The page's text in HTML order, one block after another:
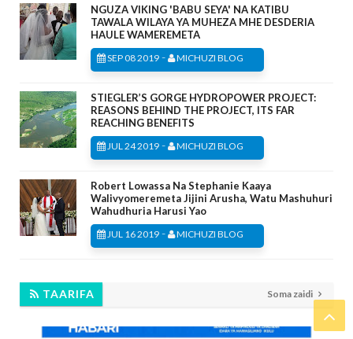
NGUZA VIKING 'BABU SEYA' NA KATIBU
TAWALA WILAYA YA MUHEZA MHE DESDERIA
HAULE WAMEREMETA
SEP 08 2019 - MICHUZI BLOG
STIEGLER’S GORGE HYDROPOWER PROJECT:
REASONS BEHIND THE PROJECT, ITS FAR
REACHING BENEFITS
JUL 24 2019 - MICHUZI BLOG
Robert Lowassa Na Stephanie Kaaya
Walivyomeremeta Jijini Arusha, Watu Mashuhuri
Wahudhuria Harusi Yao
JUL 16 2019 - MICHUZI BLOG
TAARIFA Soma zaidi